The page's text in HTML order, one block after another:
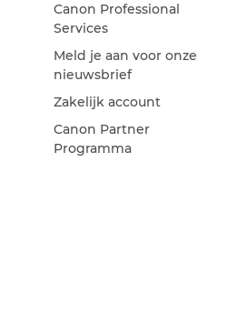
Canon Professional
Services
Meld je aan voor onze
nieuwsbrief
Zakelijk account
Canon Partner
Programma